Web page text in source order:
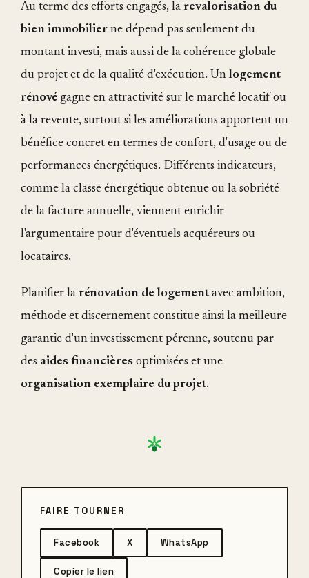
Au terme des efforts engagés, la revalorisation du
bien immobilier ne dépend pas seulement du
montant investi, mais aussi de la cohérence globale
du projet et de la qualité d'exécution. Un logement
rénové gagne en attractivité sur le marché locatif ou
à la revente, surtout si les améliorations apportent un
bénéfice concret en termes de confort, d'usage ou de
performances énergétiques. Différents indicateurs,
comme la classe énergétique obtenue ou la sobriété
de la facture annuelle, viennent enrichir
l'argumentaire pour d'éventuels acquéreurs ou
locataires.
Planifier la rénovation de logement avec ambition,
méthode et discernement constitue ainsi la meilleure
garantie d'un investissement pérenne, soutenu par
des aides financières optimisées et une
organisation exemplaire du projet.
FAIRE TOURNER
Facebook X WhatsApp
Copier le lien